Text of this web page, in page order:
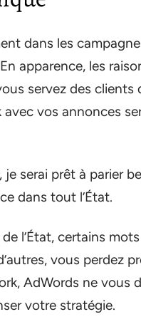
dans les
apparence, les
servez des clients
avec vos annonces
serai prêt à parier
dans tout l’État.
l’État, certains
vous perdez
AdWords ne vous
votre stratégie.